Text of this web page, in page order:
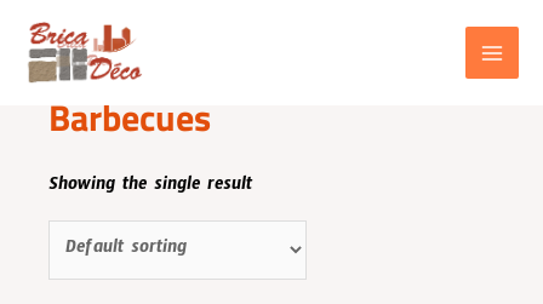
contenu
MAIN
Home/ Barbecues
Barbecues
Showing the single result